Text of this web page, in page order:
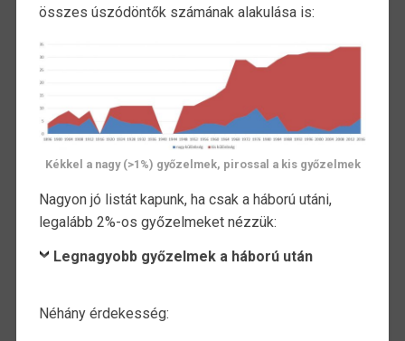
összes úszódöntők számának alakulása is:
Kékkel a nagy (>1%) győzelmek, pirossal a kis győzelmek
Nagyon jó listát kapunk, ha csak a háború utáni,
legalább 2%-os győzelmeket nézzük:
Legnagyobb győzelmek a háború után
Néhány érdekesség: